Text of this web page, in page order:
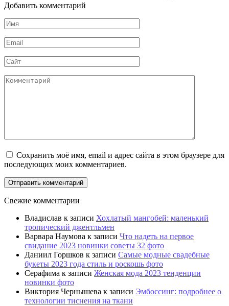
Добавить комментарий
Имя
Email
Сайт
Комментарий
Сохранить моё имя, email и адрес сайта в этом браузере для
последующих моих комментариев.
Свежие комментарии
Владислав к записи Хохлатый мангобей: маленький
тропический джентльмен
Варвара Наумова к записи Что надеть на первое
свидание 2023 новинки советы 32 фото
Даниил Горшков к записи Самые модные свадебные
букеты 2023 года стиль и роскошь фото
Серафима к записи Женская мода 2023 тенденции
новинки фото
Виктория Чернышева к записи Эмбоссинг: подробнее о
технологии тиснения на ткани